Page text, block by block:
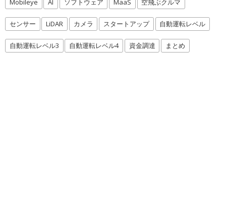
Mobileye AI ソフトウェア MaaS 空飛ぶクルマ
センサー LiDAR カメラ スタートアップ 自動運転レベル
自動運転レベル3 自動運転レベル4 資金調達 まとめ